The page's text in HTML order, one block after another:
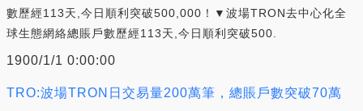
數歷經113天,今日順利突破500,000！▼波場TRON去中心化全
球生態網絡總賬戶數歷經113天,今日順利突破500.
1900/1/1 0:00:00
TRO:波場TRON日交易量200萬筆，總賬戶數突破70萬